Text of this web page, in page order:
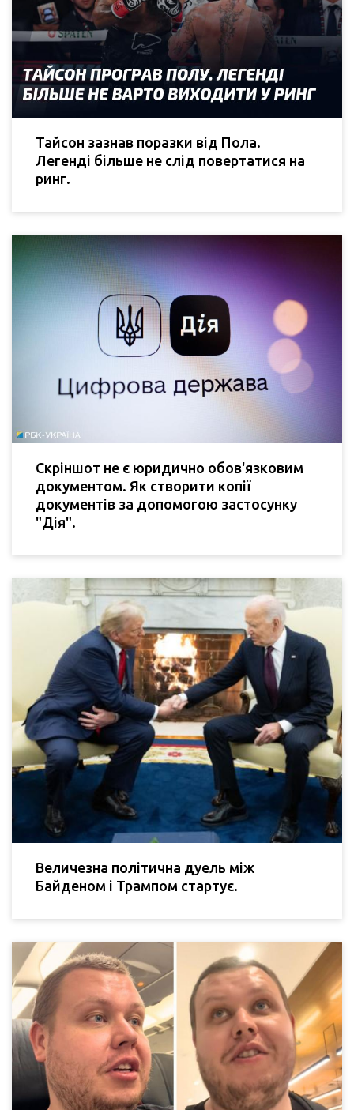
Тайсон зазнав поразки від Пола.
Легенді більше не слід повертатися на
ринг.
Скріншот не є юридично обов'язковим
документом. Як створити копії
документів за допомогою застосунку
"Дія".
Величезна політична дуель між
Байденом і Трампом стартує.